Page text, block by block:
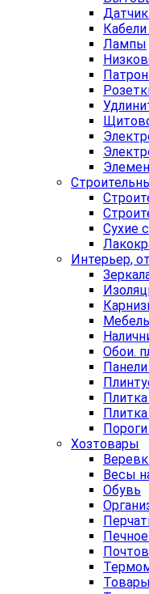
Лампы
Сухие
Интерьер,
Обои.
Хозтовары
Весы
Обувь